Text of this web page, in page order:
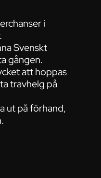
i
Svenskt
gången.
att hoppas
travhelg på
ut på förhand,